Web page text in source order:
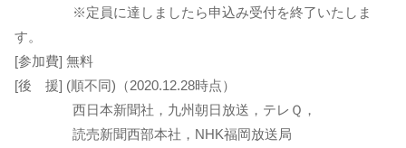
※定員に達しましたら申込み受付を終了いたしま
す。
[参加費] 無料
[後 援] (順不同)（2020.12.28時点）
西日本新聞社，九州朝日放送，テレＱ，
読売新聞西部本社，NHK福岡放送局